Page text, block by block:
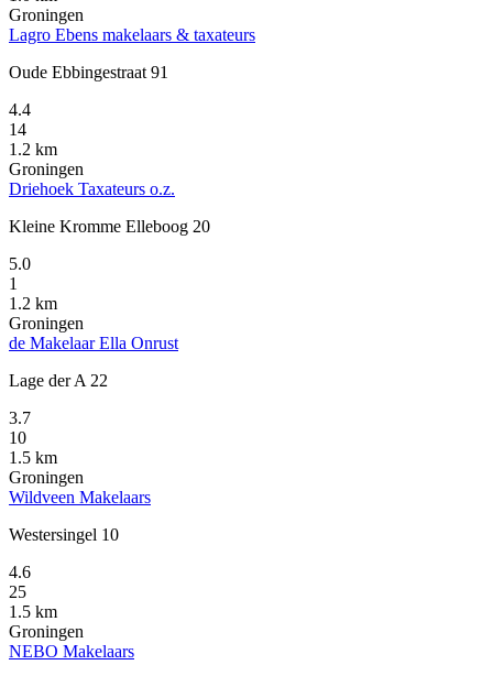
Groningen
Lagro Ebens makelaars & taxateurs
Oude Ebbingestraat 91
4.4
14
1.2 km
Groningen
Driehoek Taxateurs o.z.
Kleine Kromme Elleboog 20
5.0
1
1.2 km
Groningen
de Makelaar Ella Onrust
Lage der A 22
3.7
10
1.5 km
Groningen
Wildveen Makelaars
Westersingel 10
4.6
25
1.5 km
Groningen
NEBO Makelaars